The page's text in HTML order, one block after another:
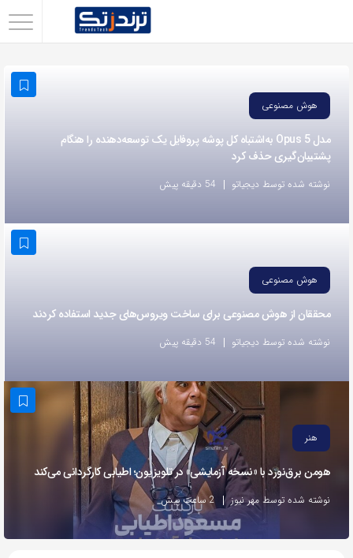
استفاده
از
روش‌های
زیر
این
دوستان
خود
اشتراک
لینک
هوش مصنوعی
مدل Opus 5 به‌اشتباه کل پوشه پروفایل یک توسعه‌دهنده را هنگام
پشتیبان‌گیری حذف کرد
نوشته شده توسط دیجیاتو 54 دقیقه پیش
هوش مصنوعی
محققان از هوش مصنوعی برای ساخت ویروس‌های جدید استفاده کردند
نوشته شده توسط دیجیاتو 54 دقیقه پیش
هنر
هومن برق‌نورد با «نسخه آزمایشی» در تلویزیون؛ اطیابی کارگردانی می‌کند
نوشته شده توسط مهر نیوز 2 ساعت پیش